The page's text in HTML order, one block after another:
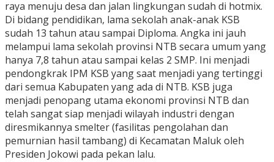
raya menuju desa dan jalan lingkungan sudah di hotmix.
Di bidang pendidikan, lama sekolah anak-anak KSB
sudah 13 tahun atau sampai Diploma. Angka ini jauh
melampui lama sekolah provinsi NTB secara umum yang
hanya 7,8 tahun atau sampai kelas 2 SMP. Ini menjadi
pendongkrak IPM KSB yang saat menjadi yang tertinggi
dari semua Kabupaten yang ada di NTB. KSB juga
menjadi penopang utama ekonomi provinsi NTB dan
telah sangat siap menjadi wilayah industri dengan
diresmikannya smelter (fasilitas pengolahan dan
pemurnian hasil tambang) di Kecamatan Maluk oleh
Presiden Jokowi pada pekan lalu.